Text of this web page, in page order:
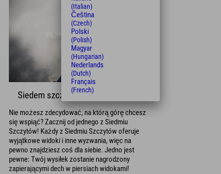
Siedem szczytów
Nie możesz zdecydować, na którą górę chcesz
się wspiąć? Zacznij od jednego z Siedmiu
Szczytów! Każdy z Siedmiu Szczytów oferuje
wyjątkowe widoki i inne wyzwania, więc na
pewno znajdziesz coś dla siebie. Jedno jest
pewne: Twój wysiłek zostanie nagrodzony
zapierającymi dech w piersiach widokami!
(Italian)
Čeština
(Czech)
Polski
(Polish)
Magyar
(Hungarian)
Nederlands
(Dutch)
Français
(French)